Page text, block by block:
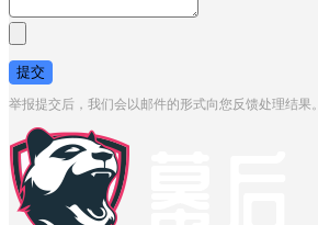
提交
举报提交后，我们会以邮件的形式向您反馈处理结果。